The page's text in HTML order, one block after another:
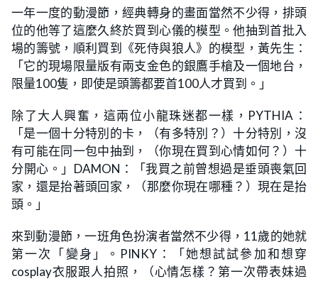
一年一度的動漫節，經典轉身的畫面當然不少得，排頭
位的他等了這麼久終於買到心儀的模型。他抽到首批入
場的籌號，順利買到《死侍與狼人》的模型，黃先生：
「它的現場限量版有兩支金色的銀鷹手槍及一個地台，
限量100隻，即使是頭籌都要首100人才買到。」
除了大人興奮，這兩位小龍珠迷都一樣，PYTHIA：
「是一個十分特別的卡，（有多特別？）十分特別，沒
有可能在同一包中抽到，（你現在買到心情如何？）十
分開心。」DAMON：「我買之前曾想過是垂頭喪氣回
家，還是抬著頭回家，（那麼你現在哪種？）現在是抬
頭。」
來到動漫節，一班角色扮演者當然不少得，11歲的她就
第一次「變身」。PINKY：「她想試試參加和想穿
cosplay衣服跟人拍照，（心情怎樣？第一次帶表妹過